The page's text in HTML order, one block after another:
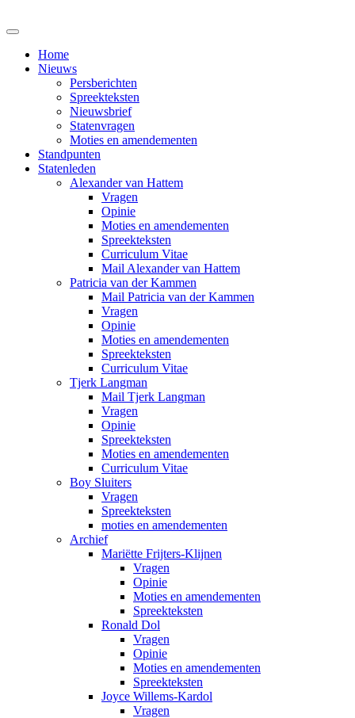
Home
Nieuws
Persberichten
Spreekteksten
Nieuwsbrief
Statenvragen
Moties en amendementen
Standpunten
Statenleden
Alexander van Hattem
Vragen
Opinie
Moties en amendementen
Spreekteksten
Curriculum Vitae
Mail Alexander van Hattem
Patricia van der Kammen
Mail Patricia van der Kammen
Vragen
Opinie
Moties en amendementen
Spreekteksten
Curriculum Vitae
Tjerk Langman
Mail Tjerk Langman
Vragen
Opinie
Spreekteksten
Moties en amendementen
Curriculum Vitae
Boy Sluiters
Vragen
Spreekteksten
moties en amendementen
Archief
Mariëtte Frijters-Klijnen
Vragen
Opinie
Moties en amendementen
Spreekteksten
Ronald Dol
Vragen
Opinie
Moties en amendementen
Spreekteksten
Joyce Willems-Kardol
Vragen